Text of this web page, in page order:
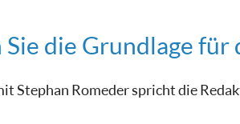
Sie die Grundlage
Stephan Romeder spricht die